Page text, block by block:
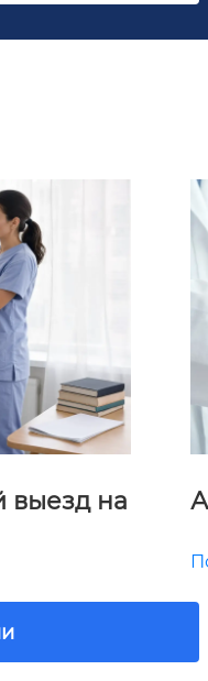
выезд на